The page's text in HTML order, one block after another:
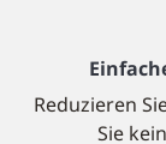
Reduzieren
Sie